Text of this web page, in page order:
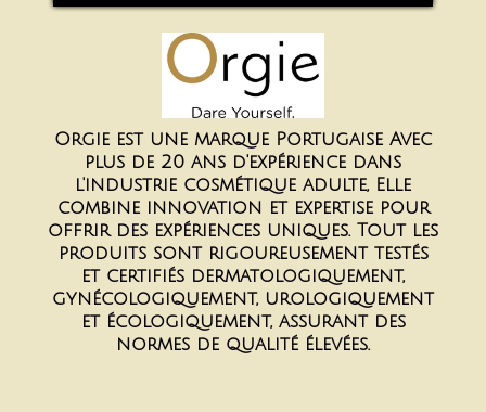
Orgie est une marque Portugaise Avec
plus de 20 ans d'expérience dans
l'industrie cosmétique adulte, Elle
combine innovation et expertise pour
offrir des expériences uniques. Tout les
produits sont rigoureusement testés
et certifiés dermatologiquement,
gynécologiquement, urologiquement
et écologiquement, assurant des
normes de qualité élevées.